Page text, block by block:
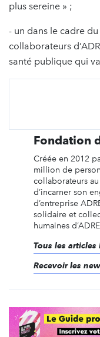
plus sereine » ;
- un dans le cadre
collaborateurs
santé publique qui
Fondation
Créée en 2012
million de
collaborateurs
d’incarner son
d’entreprise
solidaire et
humaines
Tous les
Recevoir les